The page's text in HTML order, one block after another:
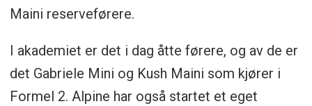
Maini reserveførere.
I akademiet er det i dag åtte førere, og av de er
det Gabriele Mini og Kush Maini som kjører i
Formel 2. Alpine har også startet et eget